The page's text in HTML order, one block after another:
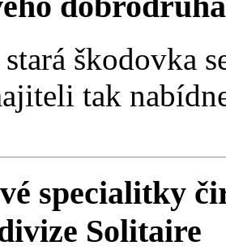
škodovka
tak
specialitky
Solitaire